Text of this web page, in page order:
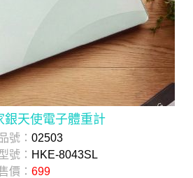
銀天使電子體重計
號： 02503
號： HKE-8043SL
價： 699